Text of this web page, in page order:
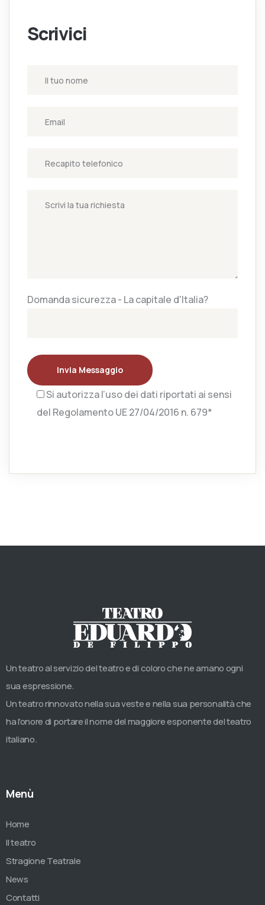
Scrivici
Domanda sicurezza - La capitale d'Italia?
Invia Messaggio
Si autorizza l’uso dei dati riportati ai sensi
del Regolamento UE 27/04/2016 n. 679*
Un teatro al servizio del teatro e di coloro che ne amano ogni
sua espressione.
Un teatro rinnovato nella sua veste e nella sua personalità che
ha l’onore di portare il nome del maggiore esponente del teatro
italiano.
Menù
Home
Il teatro
Stragione Teatrale
News
Contatti